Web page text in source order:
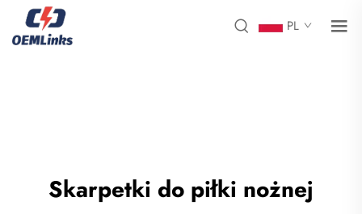
PL
Skarpetki do piłki nożnej